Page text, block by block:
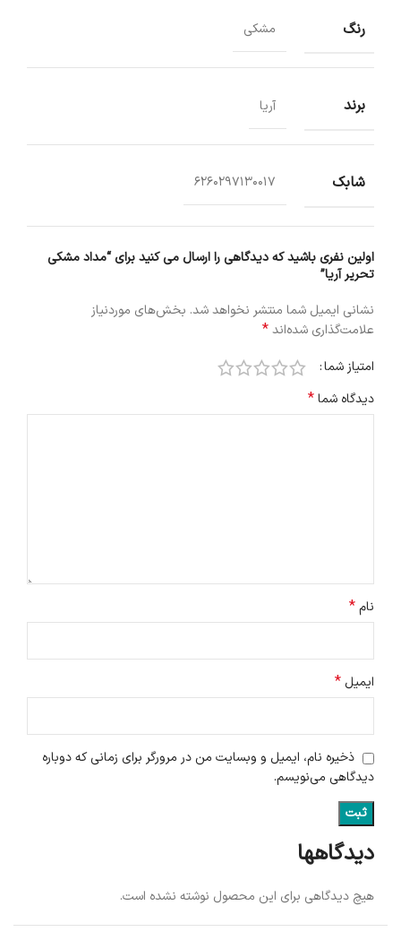
رنگ مشکی
برند آریا
شابک 6260297130017
دیدگاهها
هیچ دیدگاهی برای این محصول نوشته نشده است.
اولین نفری باشید که دیدگاهی را ارسال می کنید برای “مداد مشکی
تحریر آریا”
نشانی ایمیل شما منتشر نخواهد شد. بخش‌های موردنیاز
علامت‌گذاری شده‌اند*
امتیاز شما
دیدگاه شما*
نام*
ایمیل*
ذخیره نام، ایمیل و وبسایت من در مرورگر برای زمانی که دوباره
دیدگاهی می‌نویسم.